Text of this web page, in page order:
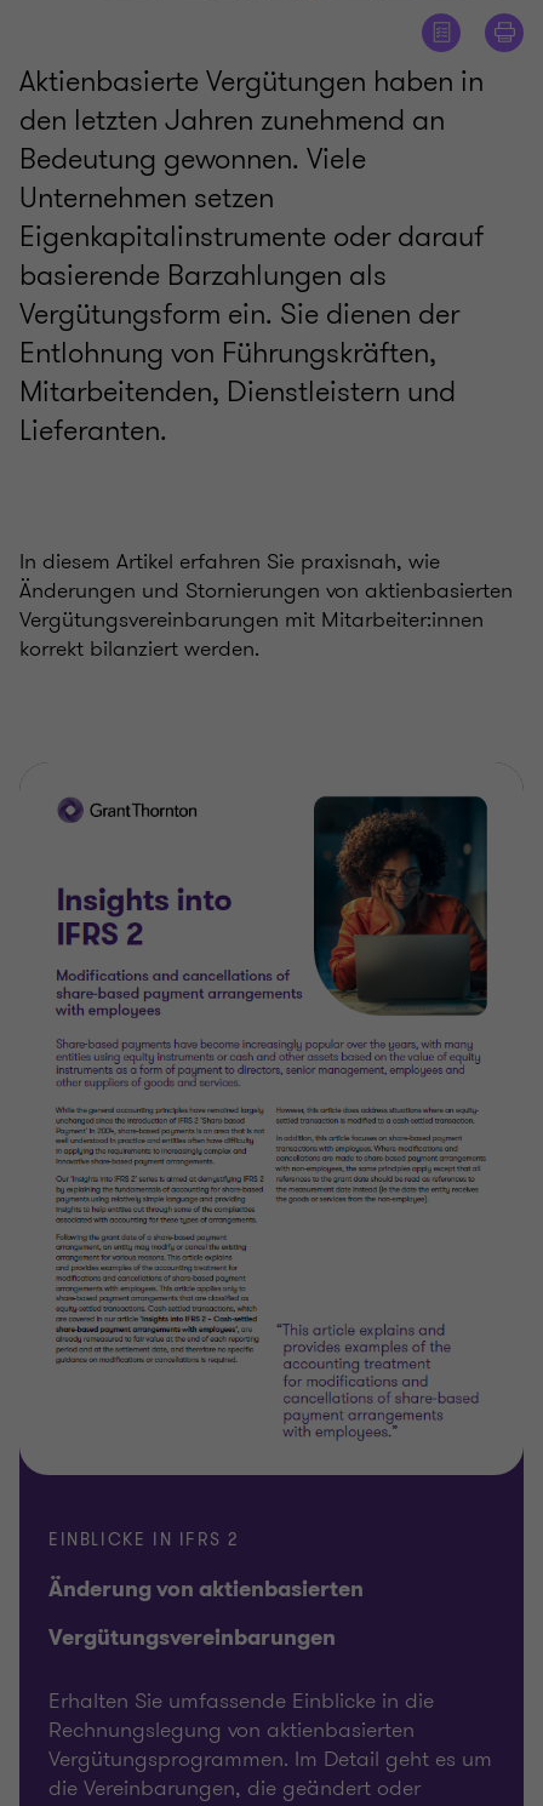
Aktienbasierte Vergütungen haben in
den letzten Jahren zunehmend an
Bedeutung gewonnen. Viele
Unternehmen setzen
Eigenkapitalinstrumente oder darauf
basierende Barzahlungen als
Vergütungsform ein. Sie dienen der
Entlohnung von Führungskräften,
Mitarbeitenden, Dienstleistern und
Lieferanten.
In diesem Artikel erfahren Sie praxisnah, wie
Änderungen und Stornierungen von aktienbasierten
Vergütungsvereinbarungen mit Mitarbeiter:innen
korrekt bilanziert werden.
EINBLICKE IN IFRS 2
Änderung von aktienbasierten
Vergütungsvereinbarungen
Erhalten Sie umfassende Einblicke in die
Rechnungslegung von aktienbasierten
Vergütungsprogrammen. Im Detail geht es um
die Vereinbarungen, die geändert oder